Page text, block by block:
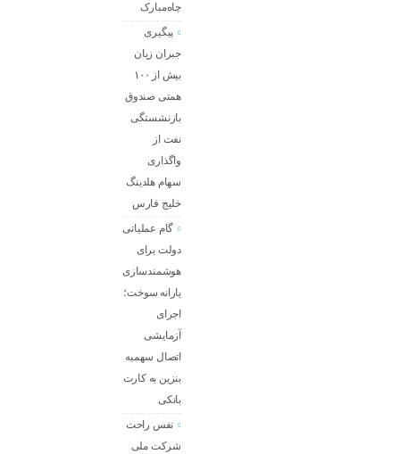
چاه‌مبارک
پیگیری
جبران زیان
بیش از ۱۰۰
همتی صندوق
بازنشستگی
نفت از
واگذاری
سهام هلدینگ
خلیج فارس
گام عملیاتی
دولت برای
هوشمندسازی
یارانه سوخت؛
اجرای
آزمایشی
اتصال سهمیه
بنزین به کارت
بانکی
نفس راحت
شرکت ملی